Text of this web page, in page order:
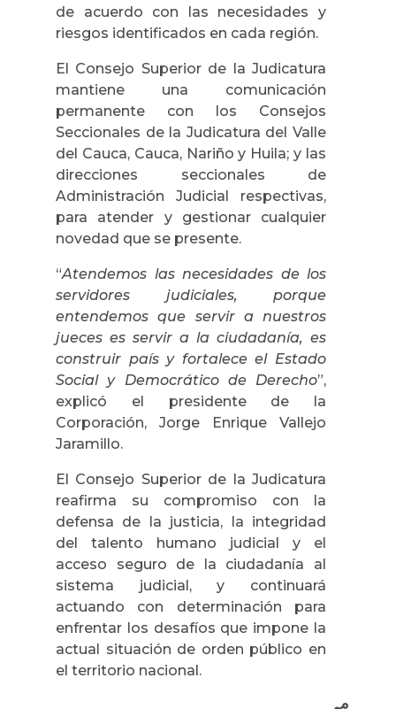
de acuerdo con las necesidades y
riesgos identificados en cada región.
El Consejo Superior de la Judicatura
mantiene una comunicación
permanente con los Consejos
Seccionales de la Judicatura del Valle
del Cauca, Cauca, Nariño y Huila; y las
direcciones seccionales de
Administración Judicial respectivas,
para atender y gestionar cualquier
novedad que se presente.
“Atendemos las necesidades de los
servidores judiciales, porque
entendemos que servir a nuestros
jueces es servir a la ciudadanía, es
construir país y fortalece el Estado
Social y Democrático de Derecho”,
explicó el presidente de la
Corporación, Jorge Enrique Vallejo
Jaramillo.
El Consejo Superior de la Judicatura
reafirma su compromiso con la
defensa de la justicia, la integridad
del talento humano judicial y el
acceso seguro de la ciudadanía al
sistema judicial, y continuará
actuando con determinación para
enfrentar los desafíos que impone la
actual situación de orden público en
el territorio nacional.